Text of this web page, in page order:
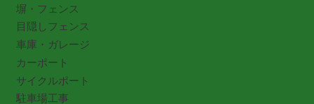
塀・フェンス
目隠しフェンス
車庫・ガレージ
カーポート
サイクルポート
駐車場工事